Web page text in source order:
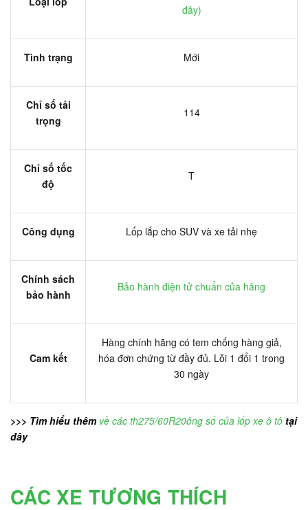
đây)
Tình trạng Mới
Chỉ số tải
trọng
114
Chỉ số tốc
độ
T
Công dụng Lốp lắp cho SUV và xe tải nhẹ
Chính sách
bảo hành
Bảo hành điện tử chuẩn của hãng
Cam kết
Hàng chính hãng có tem chống hàng giả,
hóa đơn chứng từ đầy đủ. Lỗi 1 đổi 1 trong
30 ngày
>>> Tìm hiểu thêm về các th275/60R20ông số của lốp xe ô tô tại
đây
CÁC XE TƯƠNG THÍCH